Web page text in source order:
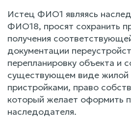
Истец ФИО1 являясь
ФИО18, просят сохранить
получения
документации
перепланировку объекта и
существующем виде жилой
пристройками, право
который желает оформить
наследодателя.